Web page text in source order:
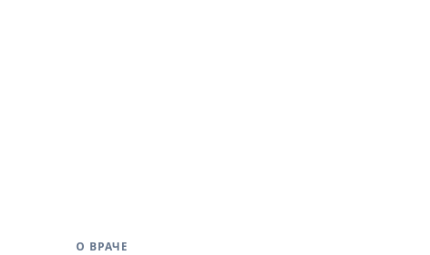
О ВРАЧЕ